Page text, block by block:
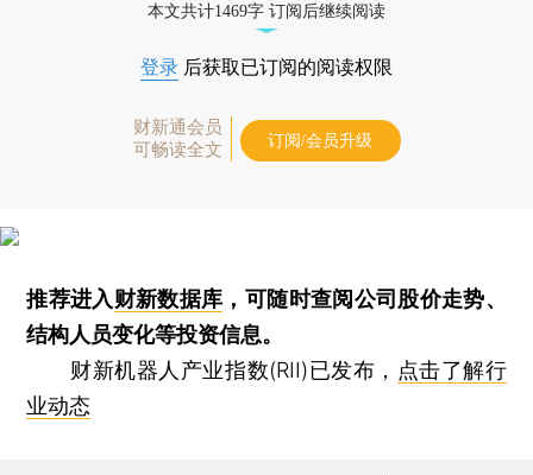
本文共计1469字 订阅后继续阅读
登录 后获取已订阅的阅读权限
财新通会员
可畅读全文
订阅/会员升级
推荐进入财新数据库 ，可随时查阅公司股价走势、
结构人员变化等投资信息。
财新机器人产业指数(RII)已发布， 点击了解行
业动态